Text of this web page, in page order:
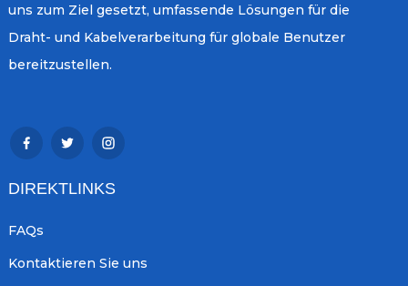
uns zum Ziel gesetzt, umfassende Lösungen für die
Draht- und Kabelverarbeitung für globale Benutzer
bereitzustellen.
DIREKTLINKS
FAQs
Kontaktieren Sie uns